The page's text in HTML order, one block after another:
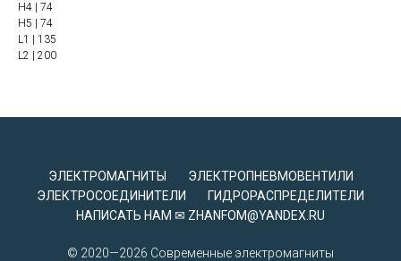
H4 | 74
H5 | 74
L1 | 135
L2 | 200
ЭЛЕКТРОМАГНИТЫ
ЭЛЕКТРОПНЕВМОВЕНТИЛИ
ЭЛЕКТРОСОЕДИНИТЕЛИ
ГИДРОРАСПРЕДЕЛИТЕЛИ
НАПИСАТЬ НАМ ✉ ZHANFOM@YANDEX.RU
© 2020—2026 Современные электромагниты